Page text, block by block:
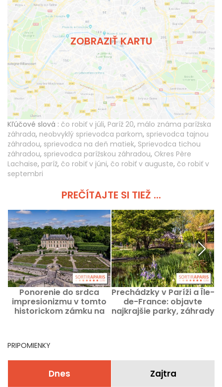
ZOBRAZIŤ KARTU
Kľúčové slová : čo robiť v júli, Paríž 20, málo známa parížska
záhrada, neobvyklý sprievodca parkom, sprievodca tajnou
záhradou, sprievodca na deň matiek, Sprievodca tichou
záhradou, sprievodca parížskou záhradou, Okres Père
Lachaise, paríž, čo robiť v júni, čo robiť v auguste, čo robiť v
septembri
PREČÍTAJTE SI TIEŽ ...
Ponorenie do srdca
impresionizmu v tomto
historickom zámku na
Prechádzky v Paríži a Île-
de-France: objavte
najkrajšie parky, záhrady
PRIPOMIENKY
Dnes Zajtra